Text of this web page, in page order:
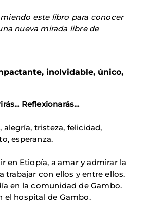
este libro para conocer
nueva mirada libre de
inolvidable, único,
Reflexionarás…
alegría, tristeza, felicidad,
esperanza.
en Etiopía, a amar y admirar la
trabajar con ellos y entre ellos.
en la comunidad de Gambo.
el hospital de Gambo.